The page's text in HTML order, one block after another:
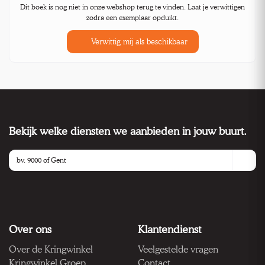
Dit boek is nog niet in onze webshop terug te vinden. Laat je verwittigen
zodra een exemplaar opduikt.
Verwittig mij als beschikbaar
Bekijk welke diensten we aanbieden in jouw buurt.
Over ons
Over de Kringwinkel
Klantendienst
Veelgestelde vragen